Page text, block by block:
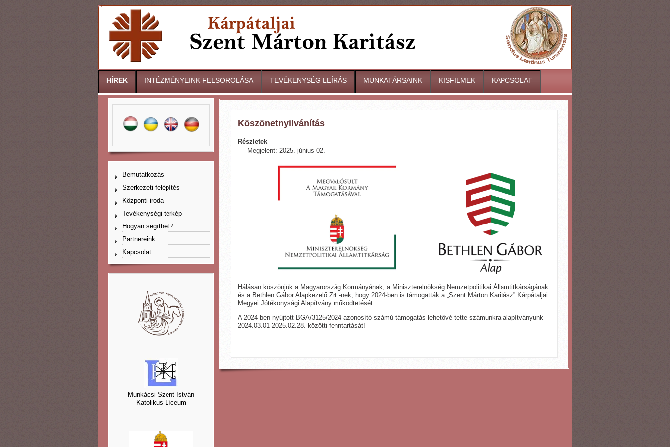
HÍREK INTÉZMÉNYEINK FELSOROLÁSA TEVÉKENYSÉG LEÍRÁS MUNKATÁRSAINK KISFILMEK KAPCSOLAT
Bemutatkozás
Szerkezeti felépítés
Központi iroda
Tevékenységi térkép
Hogyan segíthet?
Partnereink
Kapcsolat
Munkácsi Szent István
Katolikus Líceum
Köszönetnyilvánítás
Részletek
Megjelent: 2025. június 02.
Hálásan köszönjük a Magyarország Kormányának, a Miniszterelnökség Nemzetpolitikai Államtitkárságának
és a Bethlen Gábor Alapkezelő Zrt.-nek, hogy 2024-ben is támogatták a „Szent Márton Karitász” Kárpátaljai
Megyei Jótékonysági Alapítvány működtetését.
A 2024-ben nyújtott BGA/3125/2024 azonosító számú támogatás lehetővé tette számunkra alapítványunk
2024.03.01-2025.02.28. közötti fenntartását!